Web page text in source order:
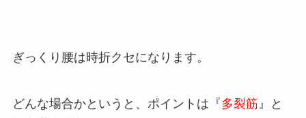
ぎっくり腰は時折クセになります。
どんな場合かというと、ポイントは『多裂筋』と